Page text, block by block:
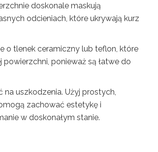
doskonale maskują
odcieniach, które ukrywają kurz
o tlenek ceramiczny lub teflon, które
ponieważ są łatwe do
uszkodzenia. Użyj prostych,
zachować estetykę i
w doskonałym stanie.